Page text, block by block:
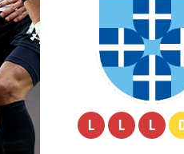
L L L